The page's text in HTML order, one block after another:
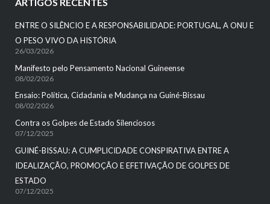
ENTRE O SILÊNCIO E A RESPONSABILIDADE: PORTUGAL, A ONU E
O PESO VIVO DA HISTÓRIA
26/03/2026
Manifesto pelo Pensamento Nacional Guineense
08/02/2026
Ensaio: Política, Cidadania e Mudança na Guiné-Bissau
08/02/2026
Contra os Golpes de Estado Silenciosos
07/12/2025
GUINÉ-BISSAU: A CUMPLICIDADE CONSPIRATIVA ENTRE A
IDEALIZAÇÃO, PROMOÇÃO E EFETIVAÇÃO DE GOLPES DE
ESTADO
07/12/2025